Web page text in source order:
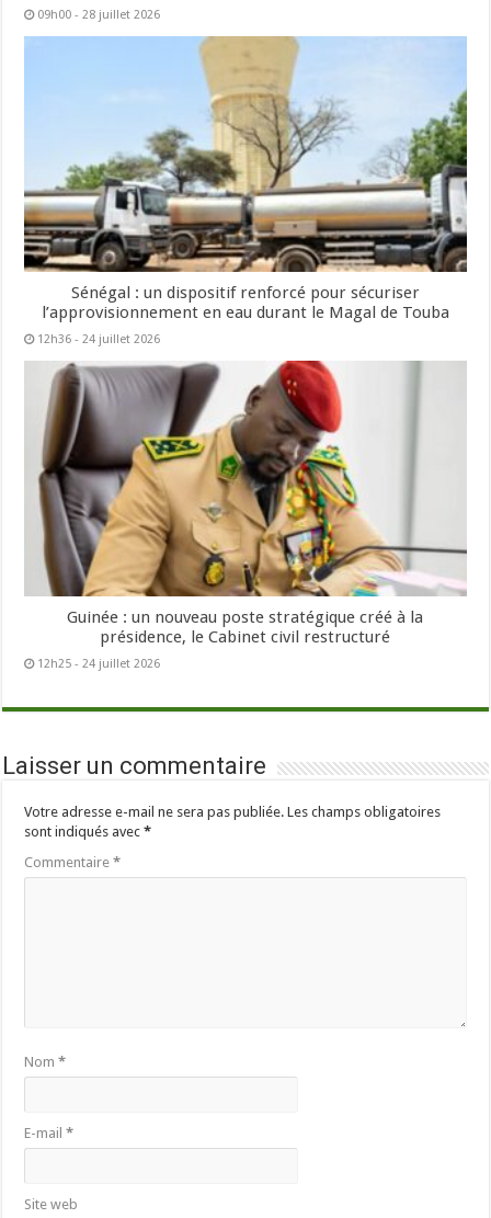
09h00 - 28 juillet 2026
Sénégal : un dispositif renforcé pour sécuriser
l’approvisionnement en eau durant le Magal de Touba
12h36 - 24 juillet 2026
Guinée : un nouveau poste stratégique créé à la
présidence, le Cabinet civil restructuré
12h25 - 24 juillet 2026
Laisser un commentaire
Votre adresse e-mail ne sera pas publiée. Les champs obligatoires
sont indiqués avec*
Commentaire*
Nom*
E-mail*
Site web